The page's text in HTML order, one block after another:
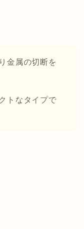
金属の切断を
トなタイプで